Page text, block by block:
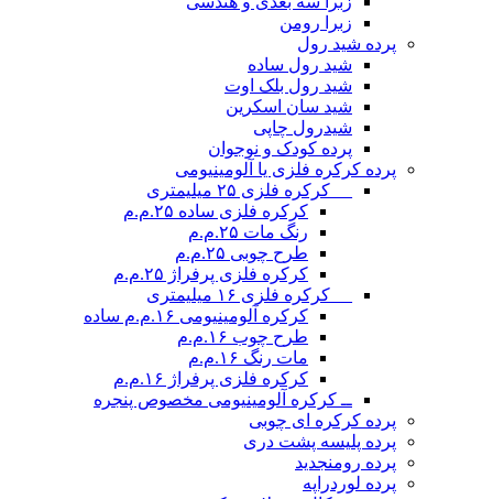
زبرا رومن
پرده شید رول
شید رول ساده
شید رول بلک اوت
شید سان اسکرین
شیدرول چاپی
پرده کودک و نوجوان
پرده کرکره فلزی یا آلومینیومی
__ کرکره فلزی ۲۵ میلیمتری
کرکره فلزی ساده ۲۵.م.م
رنگ مات ۲۵.م.م
طرح چوبی ۲۵.م.م
کرکره فلزی پرفراژ ۲۵.م.م
__ کرکره فلزی ۱۶ میلیمتری
کرکره آلومینیومی ۱۶.م.م ساده
طرح چوب ۱۶.م.م
مات رنگ ۱۶.م.م
کرکره فلزی پرفراژ ۱۶.م.م
ــ کرکره آلومینیومی مخصوص پنجره
پرده کرکره ای چوبی
پرده پلیسه پشت دری
پرده رومنجدید
پرده لوردراپه